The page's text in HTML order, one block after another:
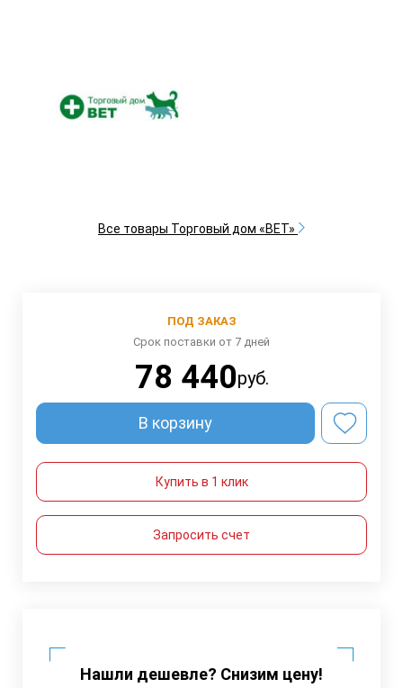
Все товары Торговый дом «ВЕТ»
ПОД ЗАКАЗ
Срок поставки от 7 дней
78 440руб.
В корзину
Купить в 1 клик
Запросить счет
Нашли дешевле? Снизим цену!